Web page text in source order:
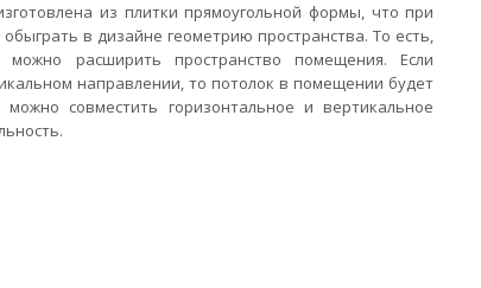
из плитки прямоугольной формы, что при
в дизайне геометрию пространства. То есть,
можно расширить пространство помещения. Если
направлении, то потолок в помещении будет
совместить горизонтальное и вертикальное